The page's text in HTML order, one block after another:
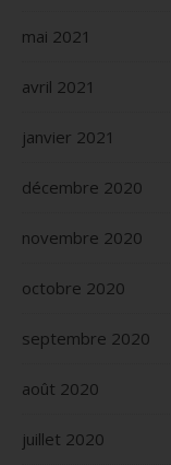
mai 2021
avril 2021
janvier 2021
décembre 2020
novembre 2020
octobre 2020
septembre 2020
août 2020
juillet 2020